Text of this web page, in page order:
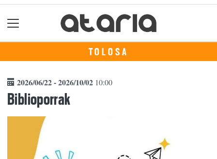
TOLOSA
2026/06/22 - 2026/10/02 10:00
Biblioporrak